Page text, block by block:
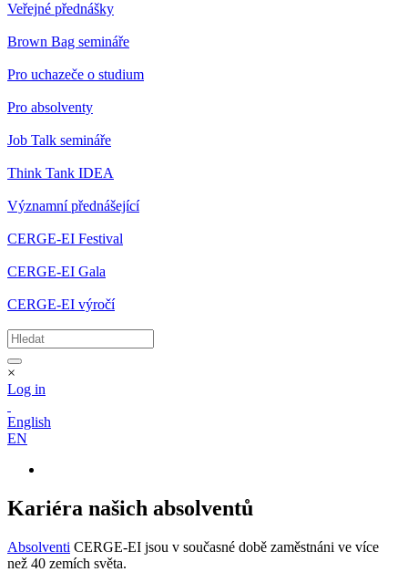
Veřejné přednášky
Brown Bag semináře
Pro uchazeče o studium
Pro absolventy
Job Talk semináře
Think Tank IDEA
Významní přednášející
CERGE-EI Festival
CERGE-EI Gala
CERGE-EI výročí
×
Log in
English
EN
Kariéra našich absolventů
Absolventi CERGE-EI jsou v současné době zaměstnáni ve více
než 40 zemích světa.